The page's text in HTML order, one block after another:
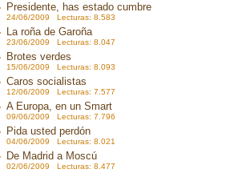
Presidente, has estado cumbre
24/06/2009 Lecturas: 8.583
La roña de Garoña
23/06/2009 Lecturas: 8.047
Brotes verdes
15/06/2009 Lecturas: 8.093
Caros socialistas
12/06/2009 Lecturas: 7.577
A Europa, en un Smart
09/06/2009 Lecturas: 7.796
Pida usted perdón
04/06/2009 Lecturas: 8.021
De Madrid a Moscú
02/06/2009 Lecturas: 8.477